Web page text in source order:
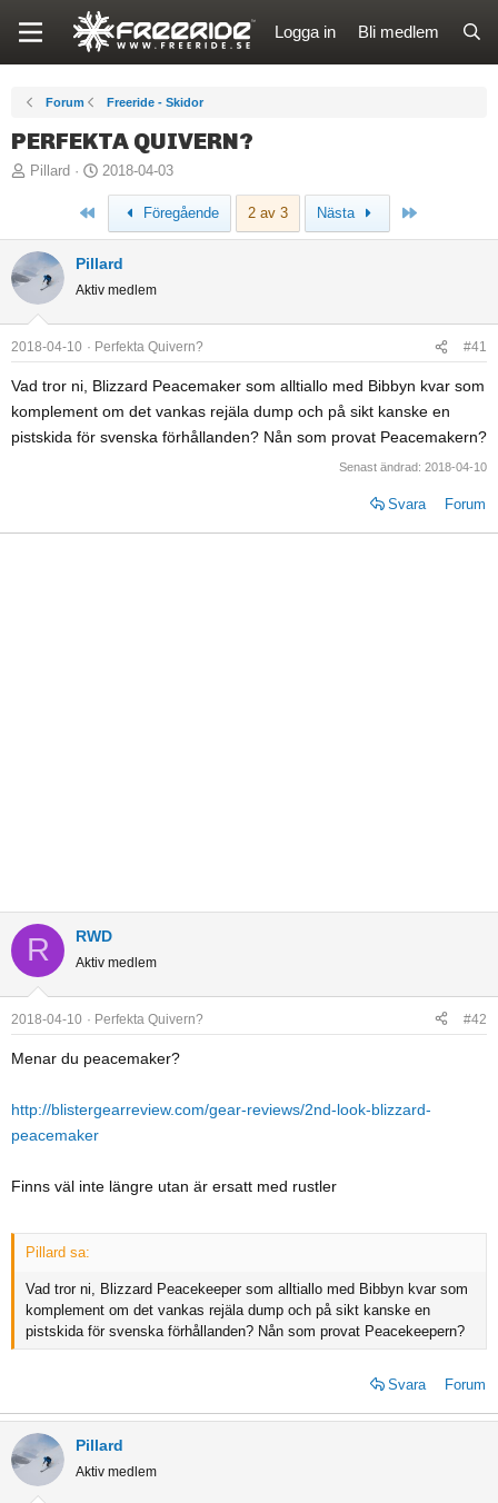
Logga in Bli medlem
Forum Freeride - Skidor
PERFEKTA QUIVERN?
T
d
a
r
t
a
r
e
Pillard
S
r
t
d
t
u
m
2018-04-03
Först Föregående 2 av 3 Nästa
Pillard
Aktiv medlem
2018-04-10 Perfekta Quivern? #41
Vad tror ni, Blizzard Peacemaker som alltiallo med Bibbyn kvar som
komplement om det vankas rejäla dump och på sikt kanske en
pistskida för svenska förhållanden? Nån som provat Peacemakern?
Senast ändrad: 2018-04-10
Svara Forum
R RWD
Aktiv medlem
2018-04-10 Perfekta Quivern? #42
Menar du peacemaker?
http://blistergearreview.com/gear-reviews/2nd-look-blizzard-
peacemaker
Finns väl inte längre utan är ersatt med rustler
Pillard sa:
Vad tror ni, Blizzard Peacekeeper som alltiallo med Bibbyn kvar som
komplement om det vankas rejäla dump och på sikt kanske en
pistskida för svenska förhållanden? Nån som provat Peacekeepern?
Svara Forum
Pillard
Aktiv medlem